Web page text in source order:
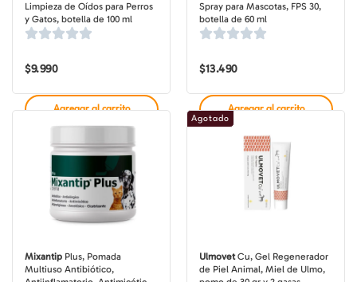
Limpieza de Oídos para Perros
y Gatos, botella de 100 ml
$9.990
Agregar al carrito
Spray para Mascotas, FPS 30,
botella de 60 ml
$13.490
Agregar al carrito
Mixantip Plus, Pomada
Multiuso Antibiótico,
UlmovetCu, Gel Regenerador
de Piel Animal, Miel de Ulmo,
Agotado